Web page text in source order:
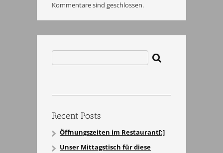
Kommentare sind geschlossen.
Search
for:
Recent Posts
Öffnungszeiten im Restaurant[:]
Unser Mittagstisch für diese